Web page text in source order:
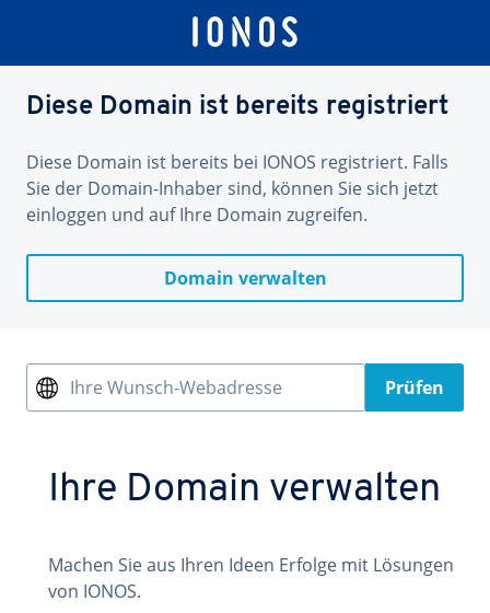
Diese Domain ist bereits registriert
Diese Domain ist bereits bei IONOS registriert. Falls
Sie der Domain-Inhaber sind, können Sie sich jetzt
einloggen und auf Ihre Domain zugreifen.
Domain verwalten
Ihre Wunsch-Webadresse Prüfen
Ihre Domain verwalten
Machen Sie aus Ihren Ideen Erfolge mit Lösungen
von IONOS.